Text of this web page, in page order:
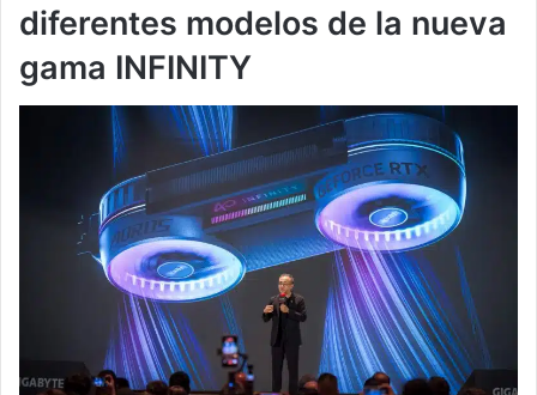
diferentes modelos de la nueva
gama INFINITY